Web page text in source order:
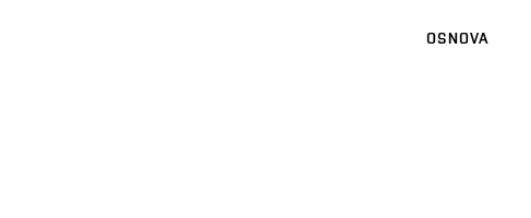
OSNOVA